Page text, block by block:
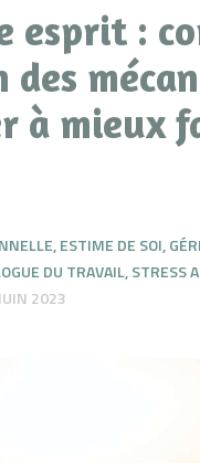
esprit :
à mieux
,ESTIME DE SOI,
DU TRAVAIL,STRESS
2023